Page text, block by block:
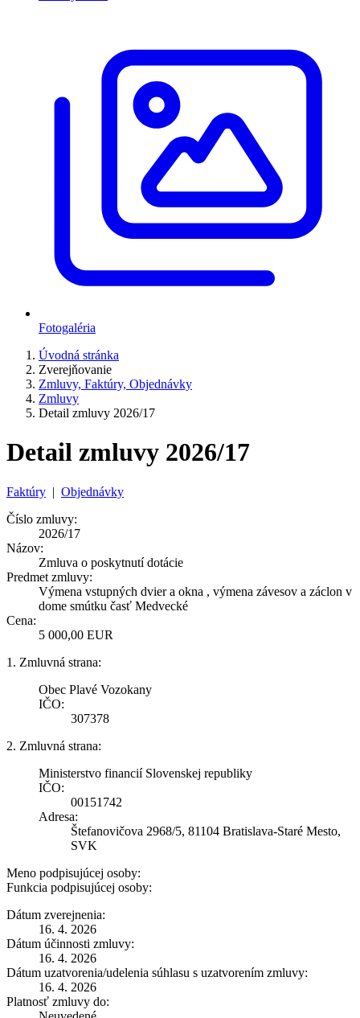
Fotogaléria
Úvodná stránka
Zverejňovanie
Zmluvy, Faktúry, Objednávky
Zmluvy
Detail zmluvy 2026/17
Detail zmluvy 2026/17
Faktúry | Objednávky
Číslo zmluvy:
2026/17
Názov:
Zmluva o poskytnutí dotácie
Predmet zmluvy:
Výmena vstupných dvier a okna , výmena závesov a záclon v
dome smútku časť Medvecké
Cena:
5 000,00 EUR
1. Zmluvná strana:
Obec Plavé Vozokany
IČO:
307378
2. Zmluvná strana:
Ministerstvo financií Slovenskej republiky
IČO:
00151742
Adresa:
Štefanovičova 2968/5, 81104 Bratislava-Staré Mesto,
SVK
Meno podpisujúcej osoby:
Funkcia podpisujúcej osoby:
Dátum zverejnenia:
16. 4. 2026
Dátum účinnosti zmluvy:
16. 4. 2026
Dátum uzatvorenia/udelenia súhlasu s uzatvorením zmluvy:
16. 4. 2026
Platnosť zmluvy do: